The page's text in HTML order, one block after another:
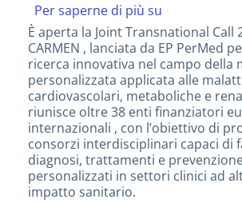
Per saperne di più su
PerMed:
aperta
la
Joint
Call
(JTC)
2026
È aperta la Joint Transnational Call
CARMEN , lanciata da EP PerMed
ricerca innovativa nel campo della
personalizzata applicata alle
cardiovascolari, metaboliche e
riunisce oltre 38 enti finanziatori
internazionali , con l’obiettivo di
consorzi interdisciplinari capaci di
diagnosi, trattamenti e
personalizzati in settori clinici ad
impatto sanitario.